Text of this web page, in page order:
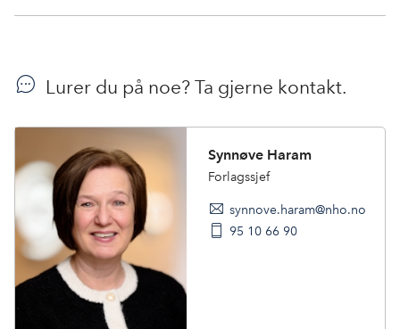
Lurer du på noe? Ta gjerne kontakt.
Synnøve Haram
Forlagssjef
synnove.haram@nho.no
95 10 66 90